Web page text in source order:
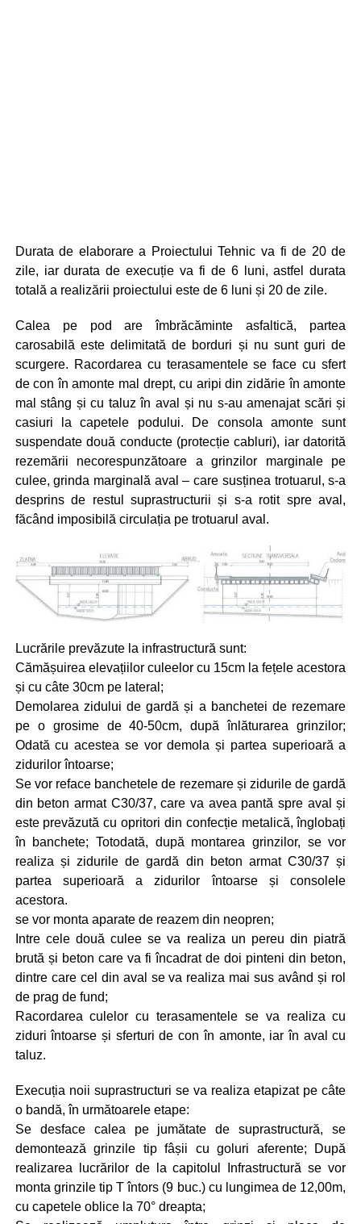
Durata de elaborare a Proiectului Tehnic va fi de 20 de
zile, iar durata de execuție va fi de 6 luni, astfel durata
totală a realizării proiectului este de 6 luni și 20 de zile.
Calea pe pod are îmbrăcăminte asfaltică, partea
carosabilă este delimitată de borduri și nu sunt guri de
scurgere. Racordarea cu terasamentele se face cu sfert
de con în amonte mal drept, cu aripi din zidărie în amonte
mal stâng și cu taluz în aval și nu s-au amenajat scări și
casiuri la capetele podului. De consola amonte sunt
suspendate două conducte (protecție cabluri), iar datorită
rezemării necorespunzătoare a grinzilor marginale pe
culee, grinda marginală aval – care susținea trotuarul, s-a
desprins de restul suprastructurii și s-a rotit spre aval,
făcând imposibilă circulația pe trotuarul aval.
Lucrările prevăzute la infrastructură sunt:
Cămășuirea elevațiilor culeelor cu 15cm la fețele acestora
și cu câte 30cm pe lateral;
Demolarea zidului de gardă și a banchetei de rezemare
pe o grosime de 40-50cm, după înlăturarea grinzilor;
Odată cu acestea se vor demola și partea superioară a
zidurilor întoarse;
Se vor reface banchetele de rezemare și zidurile de gardă
din beton armat C30/37, care va avea pantă spre aval și
este prevăzută cu opritori din confecție metalică, înglobați
în banchete; Totodată, după montarea grinzilor, se vor
realiza și zidurile de gardă din beton armat C30/37 și
partea superioară a zidurilor întoarse și consolele
acestora.
se vor monta aparate de reazem din neopren;
Intre cele două culee se va realiza un pereu din piatră
brută și beton care va fi încadrat de doi pinteni din beton,
dintre care cel din aval se va realiza mai sus având și rol
de prag de fund;
Racordarea culelor cu terasamentele se va realiza cu
ziduri întoarse și sferturi de con în amonte, iar în aval cu
taluz.
Execuția noii suprastructuri se va realiza etapizat pe câte
o bandă, în următoarele etape:
Se desface calea pe jumătate de suprastructură, se
demontează grinzile tip fâșii cu goluri aferente; După
realizarea lucrărilor de la capitolul Infrastructură se vor
monta grinzile tip T întors (9 buc.) cu lungimea de 12,00m,
cu capetele oblice la 70° dreapta;